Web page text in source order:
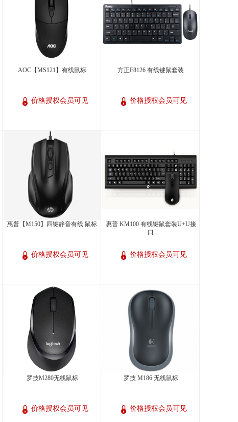
AOC【MS121】有线鼠标
价格授权会员可见
方正F8126 有线键鼠套装
价格授权会员可见
惠普【M150】四键静音有线 鼠标
价格授权会员可见
惠普 KM100 有线键鼠套装U+U接
口
价格授权会员可见
罗技M280无线鼠标
价格授权会员可见
罗技 M186 无线鼠标
价格授权会员可见